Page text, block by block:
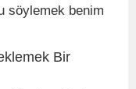
söylemek benim
Bir